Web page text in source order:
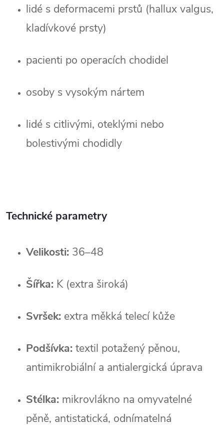
lidé s deformacemi prstů (hallux valgus,
kladívkové prsty)
pacienti po operacích chodidel
osoby s vysokým nártem
lidé s citlivými, oteklými nebo
bolestivými chodidly
Technické parametry
Velikosti: 36–48
Šířka: K (extra široká)
Svršek: extra měkká telecí kůže
Podšívka: textil potažený pěnou,
antimikrobiální a antialergická úprava
Stélka: mikrovlákno na omyvatelné
pěně, antistatická, odnímatelná